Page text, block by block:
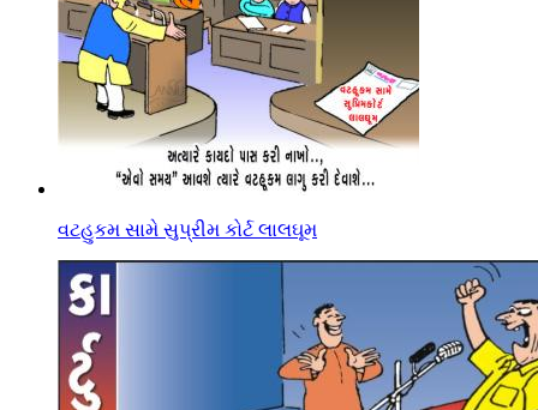
વટહુકમ સામે સુપ્રીમ કોર્ટ લાલઘૂમ